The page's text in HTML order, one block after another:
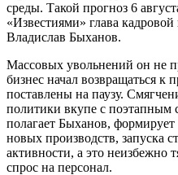
среды. Такой прогноз 6
«Известиями» глава
Владислав Быханов.
Массовых увольнений он не
бизнес начал возвращаться к
поставлены на паузу.
политики вкупе с поэтапным
полагает Быханов,
новых производств, запуска
активности, а это неизбежно
спрос на персонал.